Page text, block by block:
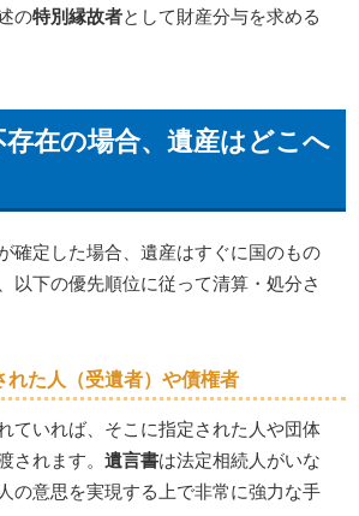
の特別縁故者として財産分与を求める
在の場合、遺産はどこへ
確定した場合、遺産はすぐに国のもの
以下の優先順位に従って清算・処分さ
れた人（受遺者）や債権者
ていれば、そこに指定された人や団体
されます。遺言書は法定相続人がいな
の意思を実現する上で非常に強力な手